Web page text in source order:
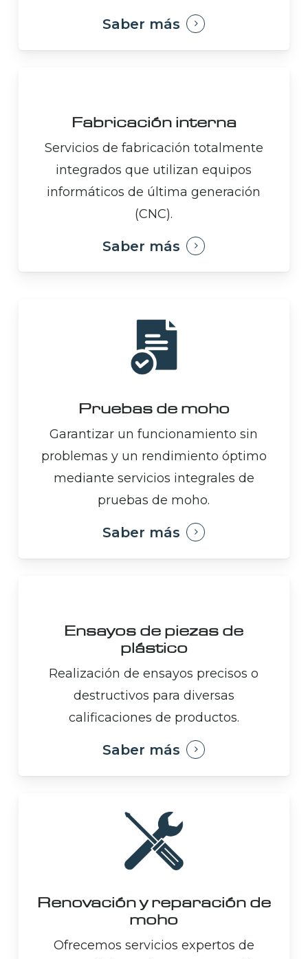
Saber más
Fabricación interna
Servicios de fabricación totalmente
integrados que utilizan equipos
informáticos de última generación
(CNC).
Saber más
Pruebas de moho
Garantizar un funcionamiento sin
problemas y un rendimiento óptimo
mediante servicios integrales de
pruebas de moho.
Saber más
Ensayos de piezas de
plástico
Realización de ensayos precisos o
destructivos para diversas
calificaciones de productos.
Saber más
Renovación y reparación de
moho
Ofrecemos servicios expertos de